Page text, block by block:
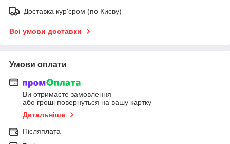
Доставка кур'єром (по Києву)
Всі умови доставки
Умови оплати
Ви отримаєте замовлення
або гроші повернуться на вашу картку
Детальніше
Післяплата